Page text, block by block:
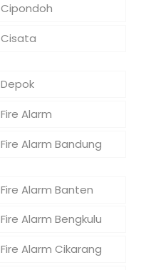
Cipondoh
Cisata
Depok
Fire Alarm
Fire Alarm Bandung
Fire Alarm Banten
Fire Alarm Bengkulu
Fire Alarm Cikarang